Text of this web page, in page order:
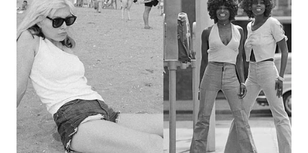
TINGGI
WN
PAKPAK
WN
KARAWANG
WN